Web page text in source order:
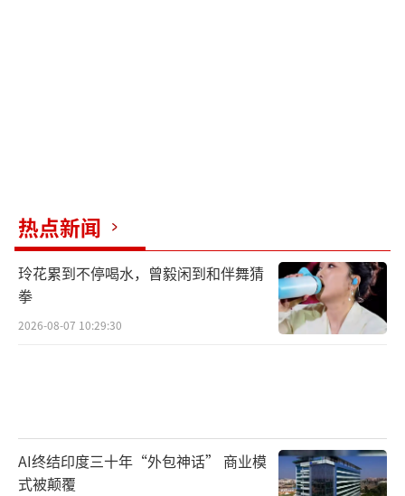
热点新闻
玲花累到不停喝水，曾毅闲到和伴舞猜
拳
2026-08-07 10:29:30
AI终结印度三十年“外包神话” 商业模
式被颠覆